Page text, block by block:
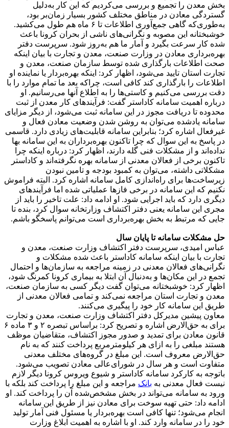
بخش معدن را تجمیع و بررسی می‌کردیم که این کار به‌دلیل
گستردگی معادن در مناطق مختلف کشور بسیار زمان‌بر بود،
به‌طوری‌که گاهی جمع‌آوری اطلاعات تا ۶ ماه هم طول می‌کشید.
خوشبختانه این مصوبه و نگرانی‌های ناشی از بحران کرونا باعث
شده کار سرعت بگیرد و آمار ما هم به‌روز شود. سرپرست دفتر
بهره‌برداری معادن در وزارت صنعت، معدن و تجارت با بیان اینکه
صحت اطلاعات بارگذاری شده توسط سازمان صنعت، معدن و
تجارت استان تایید می‌شود، اظهار کرد: اینکه بهره‌بردار یا نماینده او
اطلاعات را بارگذاری کند کافی است، چراکه بعد ما تمام موارد را با
دقت بررسی می‌کنیم و کاستی‌ها را به اطلاع آنها می‌رسانیم. او
درباره اهمیت سامانه کاداستر گفت: فرآیندهای کار معدن از ثبت
محدوده تا دریافت مجوز در این سامانه ثبت می‌شود، از دیگر مزایای
سامانه یادشده می‌توان به روشن شدن وضعیت معادن فعال و
غیرفعال اشاره کرد؛ بنابراین سامانه قابلیت‌های زیادی دارد. قاسمی
در پاسخ به این سوال که چرا تاکنون بهره‌برداران به این سامانه بها
نداده‌اند و از مشکلات فنی گله دارند، اظهار کرد: درباره اینکه چرا
تاکنون برخی از فعالان معدنی از سامانه بهره نگرفته‌اند و کاداستر
مشکلاتی داشته، می‌توان به کمبود بودجه و تامین نبودن
زیرساخت‌ها برای راه‌اندازی کامل سامانه اشاره کرد. البته فراموش
نکنیم که این سامانه در برخی فازها عملیاتی شده اما فرآیندهای
دیگری دارد که باید اجرایی شود. او ادامه داد: علت تاخیر را باید از
مجری این سامانه یعنی دفتر اکتشاف وزارتخانه سوال کرد، بنده تا
جایی که مرتبط به بخش بهره‌برداری است می‌توانم پاسخگو باشم.
حل مشکلات سامانه تا پایان سال
عباس امیدی، سرپرست دفتر اکتشاف وزارت صنعت، معدن و
تجارت با بیان اینکه سامانه کاداستر باعث شده مشکلات و
نگرانی‌های فعالان معدنی در زمینه مراجعه به سازمان‌ها و احتمال
تجمع در این مکان‌ها و به‌دنبال آن ابتلا به بیماری کرونا کمرنگ شود،
اظهار کرد: خوشبختانه می‌توان گفت دیگر کسی به سازمان صنعت،
معدن و تجارت استان مراجعه نمی‌کند و تمامی فعالان معدنی از
طریق این سامانه کار خود را پیگیری می‌کنند.
معاون پیشین مدیرکل دفتر اکتشاف وزارت صنعت، معدن و تجارت
برای به حق‌الارض اشاره و تصریح کرد: براساس تبصره ۲ و ۳ ماده ۶
قانون معادن برای تمدید و صدور مجوز اکتشاف، متقاضیان موظف
هستند مبلغی را به ازای هر کیلومترمربع پرداخت کنند که به نام
حق‌الارض معروف است. این مبلغ در گروه‌های مختلف معدنی
متفاوت است و هر سال در شورای‌عالی معادن تصویب می‌شود.
باتوجه به کارکرد سامانه کاداستر و شیوع ویروس کرونا دیگر لازم
نیست فعال معدنی به بانک مراجعه و این مبلغ را پرداخت کند بلکه با
ورود به سامانه می‌تواند در بخش مشخص‌شده آن را پرداخت کند. او
ادامه داد: حتی تهیه سوخت برای معادن نیز از طریق این سامانه
انجام می‌شود؛ تنها کافی است بهره‌بردار یا مسئول فنی آمار تولید
خود را در سامانه وارد کند. او با اشاره به اهمیت ابلاغ وزارت